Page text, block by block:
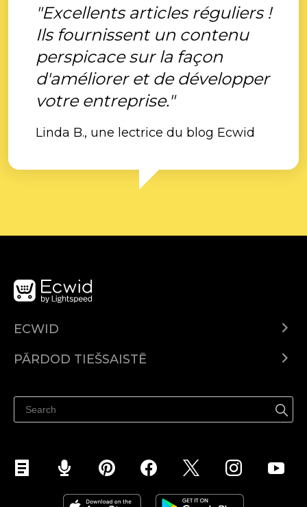
"Excellents articles réguliers !
Ils fournissent un contenu
perspicace sur la façon
d'améliorer et de développer
votre entreprise."
Linda B., une lectrice du blog Ecwid
ECWID
Izcenojumi
PĀRDOD TIEŠSAISTĒ
Pārdod Facebook
Pārdod Instagram